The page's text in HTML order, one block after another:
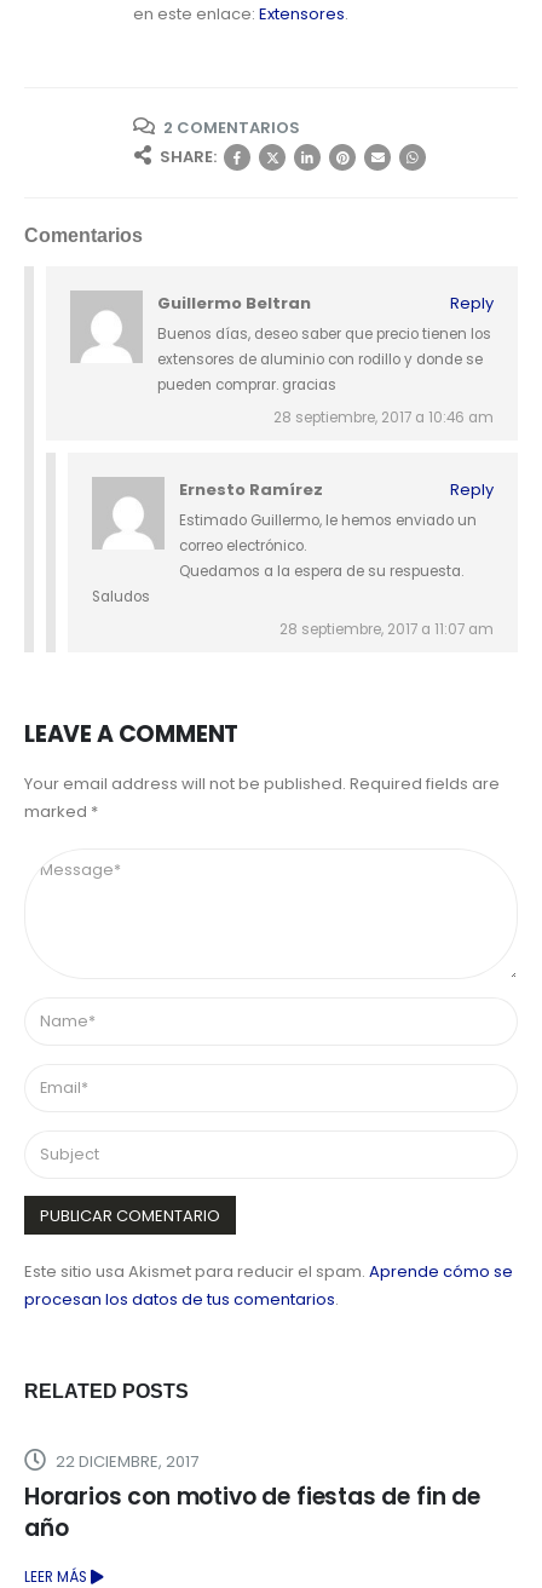
en este enlace: Extensores.
2 COMENTARIOS
SHARE:
Comentarios
Guillermo Beltran Reply
Buenos días, deseo saber que precio tienen los
extensores de aluminio con rodillo y donde se
pueden comprar. gracias
28 septiembre, 2017 a 10:46 am
Ernesto Ramírez Reply
Estimado Guillermo, le hemos enviado un
correo electrónico.
Quedamos a la espera de su respuesta.
Saludos
28 septiembre, 2017 a 11:07 am
LEAVE A COMMENT
Your email address will not be published. Required fields are
marked *
Este sitio usa Akismet para reducir el spam. Aprende cómo se
procesan los datos de tus comentarios.
RELATED POSTS
22 DICIEMBRE, 2017
Horarios con motivo de fiestas de fin de
año
LEER MÁS